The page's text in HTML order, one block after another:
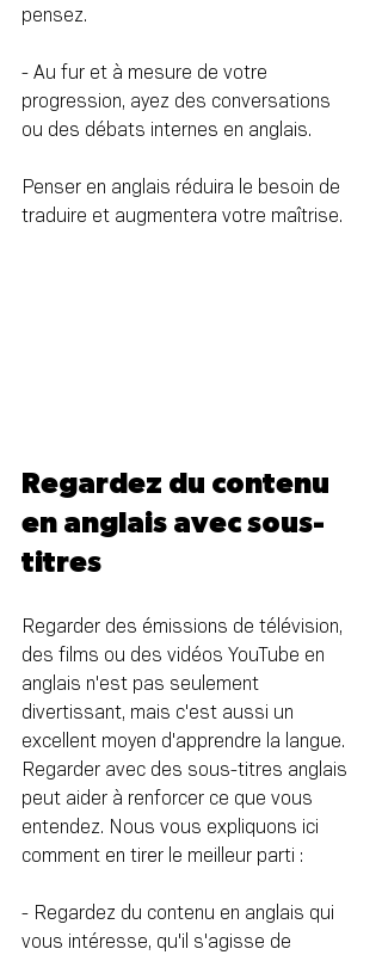
pensez.
- Au fur et à mesure de votre
progression, ayez des conversations
ou des débats internes en anglais.
Penser en anglais réduira le besoin de
traduire et augmentera votre maîtrise.
Regardez du contenu
en anglais avec sous-
titres
Regarder des émissions de télévision,
des films ou des vidéos YouTube en
anglais n'est pas seulement
divertissant, mais c'est aussi un
excellent moyen d'apprendre la langue.
Regarder avec des sous-titres anglais
peut aider à renforcer ce que vous
entendez. Nous vous expliquons ici
comment en tirer le meilleur parti :
- Regardez du contenu en anglais qui
vous intéresse, qu'il s'agisse de